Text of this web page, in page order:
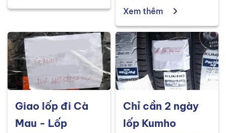
Xem thêm
Giao lốp đi Cà
Mau - Lốp
Chỉ cần 2 ngày
lốp Kumho